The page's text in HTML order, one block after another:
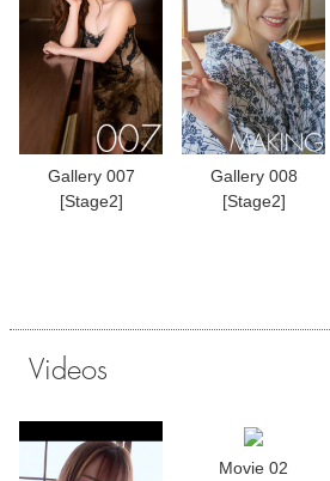
Gallery 007
[Stage2]
Gallery 008
[Stage2]
Videos
Movie 02